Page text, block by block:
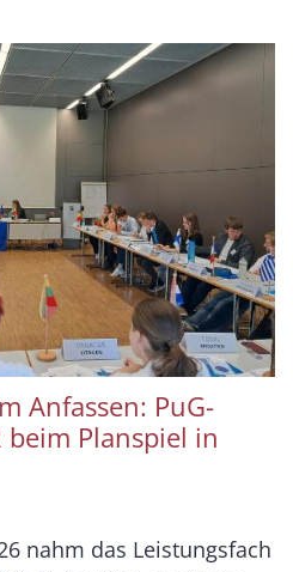
Anfassen: PuG-
beim Planspiel in
nahm das Leistungsfach